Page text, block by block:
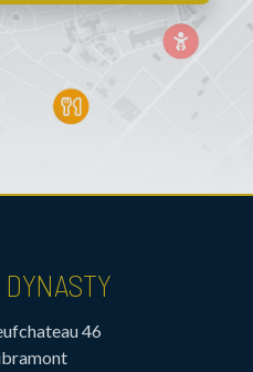
46